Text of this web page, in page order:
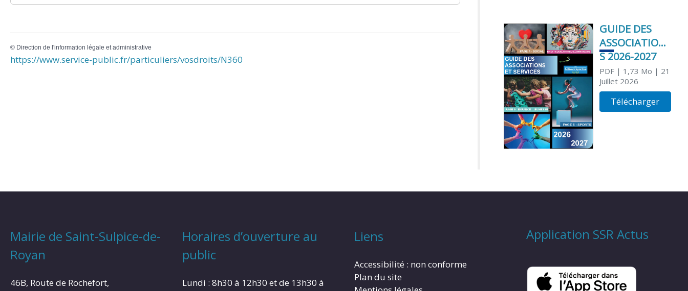
© Direction de l'information légale et administrative
https://www.service-public.fr/particuliers/vosdroits/N360
GUIDE DES
ASSOCIATION
S 2026-2027
PDF| 1,73 Mo | 21
Juillet 2026
Télécharger
Mairie de Saint-Sulpice-de-
Royan
46B, Route de Rochefort,
Horaires d’ouverture au
public
Lundi : 8h30 à 12h30 et de 13h30 à
Liens
Accessibilité : non conforme
Plan du site
Application SSR Actus